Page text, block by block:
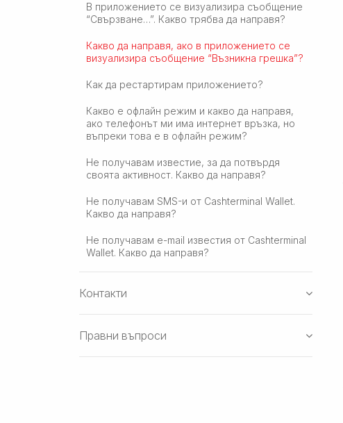
В приложението се визуализира съобщение
“Свързване…”. Какво трябва да направя?
Какво да направя, ако в приложението се
визуализира съобщение “Възникна грешка”?
Как да рестартирам приложението?
Какво е офлайн режим и какво да направя,
ако телефонът ми има интернет връзка, но
въпреки това е в офлайн режим?
Не получавам известие, за да потвърдя
своята активност. Какво да направя?
Не получавам SMS-и от Cashterminal Wallet.
Какво да направя?
Не получавам e-mail известия от Cashterminal
Wallet. Какво да направя?
Контакти
Правни въпроси